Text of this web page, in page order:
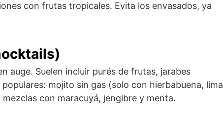
con frutas tropicales. Evita los envasados, ya
auge. Suelen incluir purés de frutas, jarabes
mojito sin gas (solo con hierbabuena, lima
con maracuyá, jengibre y menta.